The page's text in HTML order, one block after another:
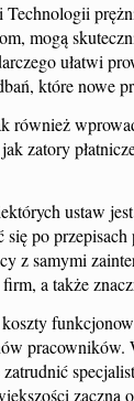
mogą
ułatwi
które nowe
również
zatory
ustaw
po
z samymi
a także
zaczną